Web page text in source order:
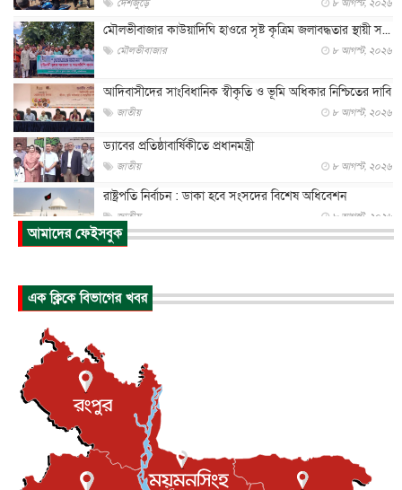
দেশজুড়ে ৮ আগস্ট, ২০২৬
মৌলভীবাজার কাউয়াদিঘি হাওরে সৃষ্ট কৃত্রিম জলাবদ্ধতার স্থায়ী স...
মৌলভীবাজার ৮ আগস্ট, ২০২৬
আদিবাসীদের সাংবিধানিক স্বীকৃতি ও ভূমি অধিকার নিশ্চিতের দাবি
জাতীয় ৮ আগস্ট, ২০২৬
ড্যাবের প্রতিষ্ঠাবার্ষিকীতে প্রধানমন্ত্রী
জাতীয় ৮ আগস্ট, ২০২৬
রাষ্ট্রপতি নির্বাচন : ডাকা হবে সংসদের বিশেষ অধিবেশন
জাতীয় ৮ আগস্ট, ২০২৬
প্রধানমন্ত্রীর সঙ্গে সাক্ষাতে খুদে শিল্পী অনুশ্রী রায়ের স্বপ...
পাকিস্তান-তুরস্কের সঙ্গে প্রতিরক্ষা চুক্তি সৌদি আরবকে কতটা ন...
যুক্তরাজ্যে গ্রুমিং কেলেঙ্কারি : পাকিস্তানির অপরাধে অস্বস্তি...
আন্তর্জাতিক
বিরোধ কাটিয়ে কূটনৈতিক সম্পর্ক পুনঃস্থাপন করছে মেক্সিকো ও
আন্তর্জাতিক
এবার ওটিটিতে মুক্তি পেল ‘মালিক’
আমাদের ফেইসবুক
এক ক্লিকে বিভাগের খবর